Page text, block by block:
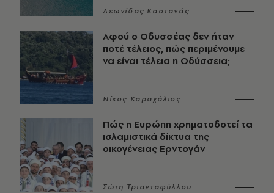
Λεωνίδας Καστανάς
Αφού ο Οδυσσέας δεν ήταν
ποτέ τέλειος, πώς περιμένουμε
να είναι τέλεια η Οδύσσεια;
Νίκος Καραχάλιος
Πώς η Ευρώπη χρηματοδοτεί τα
ισλαμιστικά δίκτυα της
οικογένειας Ερντογάν
Σώτη Τριανταφύλλου